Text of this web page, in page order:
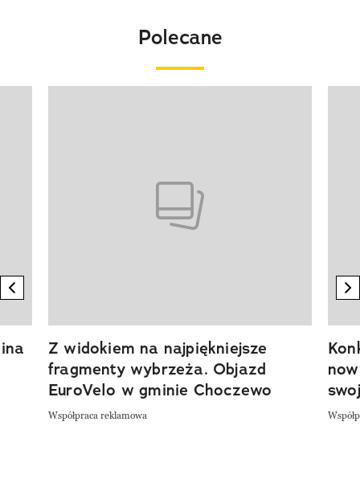
Polecane
previous element
Z widokiem na najpiękniejsze
fragmenty wybrzeża. Objazd
EuroVelo w gminie Choczewo
Współpraca reklamowa